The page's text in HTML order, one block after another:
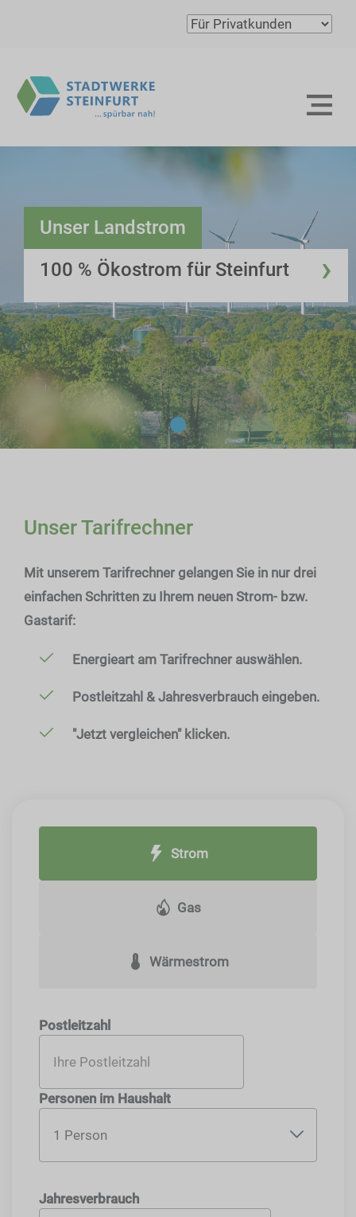
Unser Landstrom
100 % Ökostrom für Steinfurt
›
Unser Tarifrechner
Mit unserem Tarifrechner gelangen Sie in nur drei
einfachen Schritten zu Ihrem neuen Strom- bzw.
Gastarif:
Energieart am Tarifrechner auswählen.
Postleitzahl & Jahresverbrauch eingeben.
"Jetzt vergleichen" klicken.
Strom
Gas
Wärmestrom
Postleitzahl
Personen im Haushalt
Jahresverbrauch